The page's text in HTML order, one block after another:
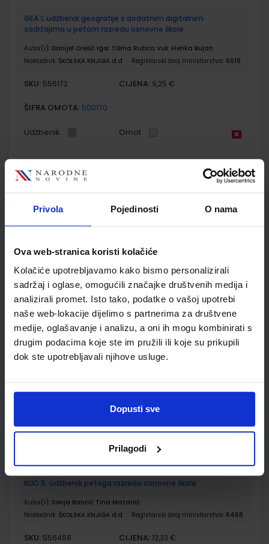
Privola Pojedinosti O nama
Ova web-stranica koristi kolačiće
Kolačiće upotrebljavamo kako bismo personalizirali
sadržaj i oglase, omogućili značajke društvenih medija i
analizirali promet. Isto tako, podatke o vašoj upotrebi
naše web-lokacije dijelimo s partnerima za društvene
medije, oglašavanje i analizu, a oni ih mogu kombinirati s
drugim podacima koje ste im pružili ili koje su prikupili
dok ste upotrebljavali njihove usluge.
Dopusti sve
Prilagodi
GEA 1; udžbenik geografije s dodatnim digitalnim
sadržajima u petom razredu osnovne škole
Autor(i): Danijel Orešić Igor Tišma Ružica Vuk Alenka Bujan
Nakladnik: ŠKOLSKA KNJIGA d.d. Registarski broj ministarstva: 6018
SKU: 556172 CIJENA: 9,25 €
ŠIFRA OMOTA: 500170
Udžbenik Omot
GEA 1; radna bilježnica za geografiju u petom razredu
osnovne škole
Nakladnik:ŠKOLSKA KNJIGA d.d. Registarski broj ministarstva:6018-
CIJENA:
ŠIFRA OMOTA: 500170
Udžbenik
GEA 1; nastavni listići za samovrednovanje i razumijevanje
geografskih vještina
Autor(i):Goran Dragičević
KLIO 5; udžbenik petoga razreda osnovne škole
Autor(i): Sonja Bančić Tina Matanić
Nakladnik: ŠKOLSKA KNJIGA d.d. Registarski broj ministarstva: 6468
SKU: 556468 CIJENA: 12,33 €